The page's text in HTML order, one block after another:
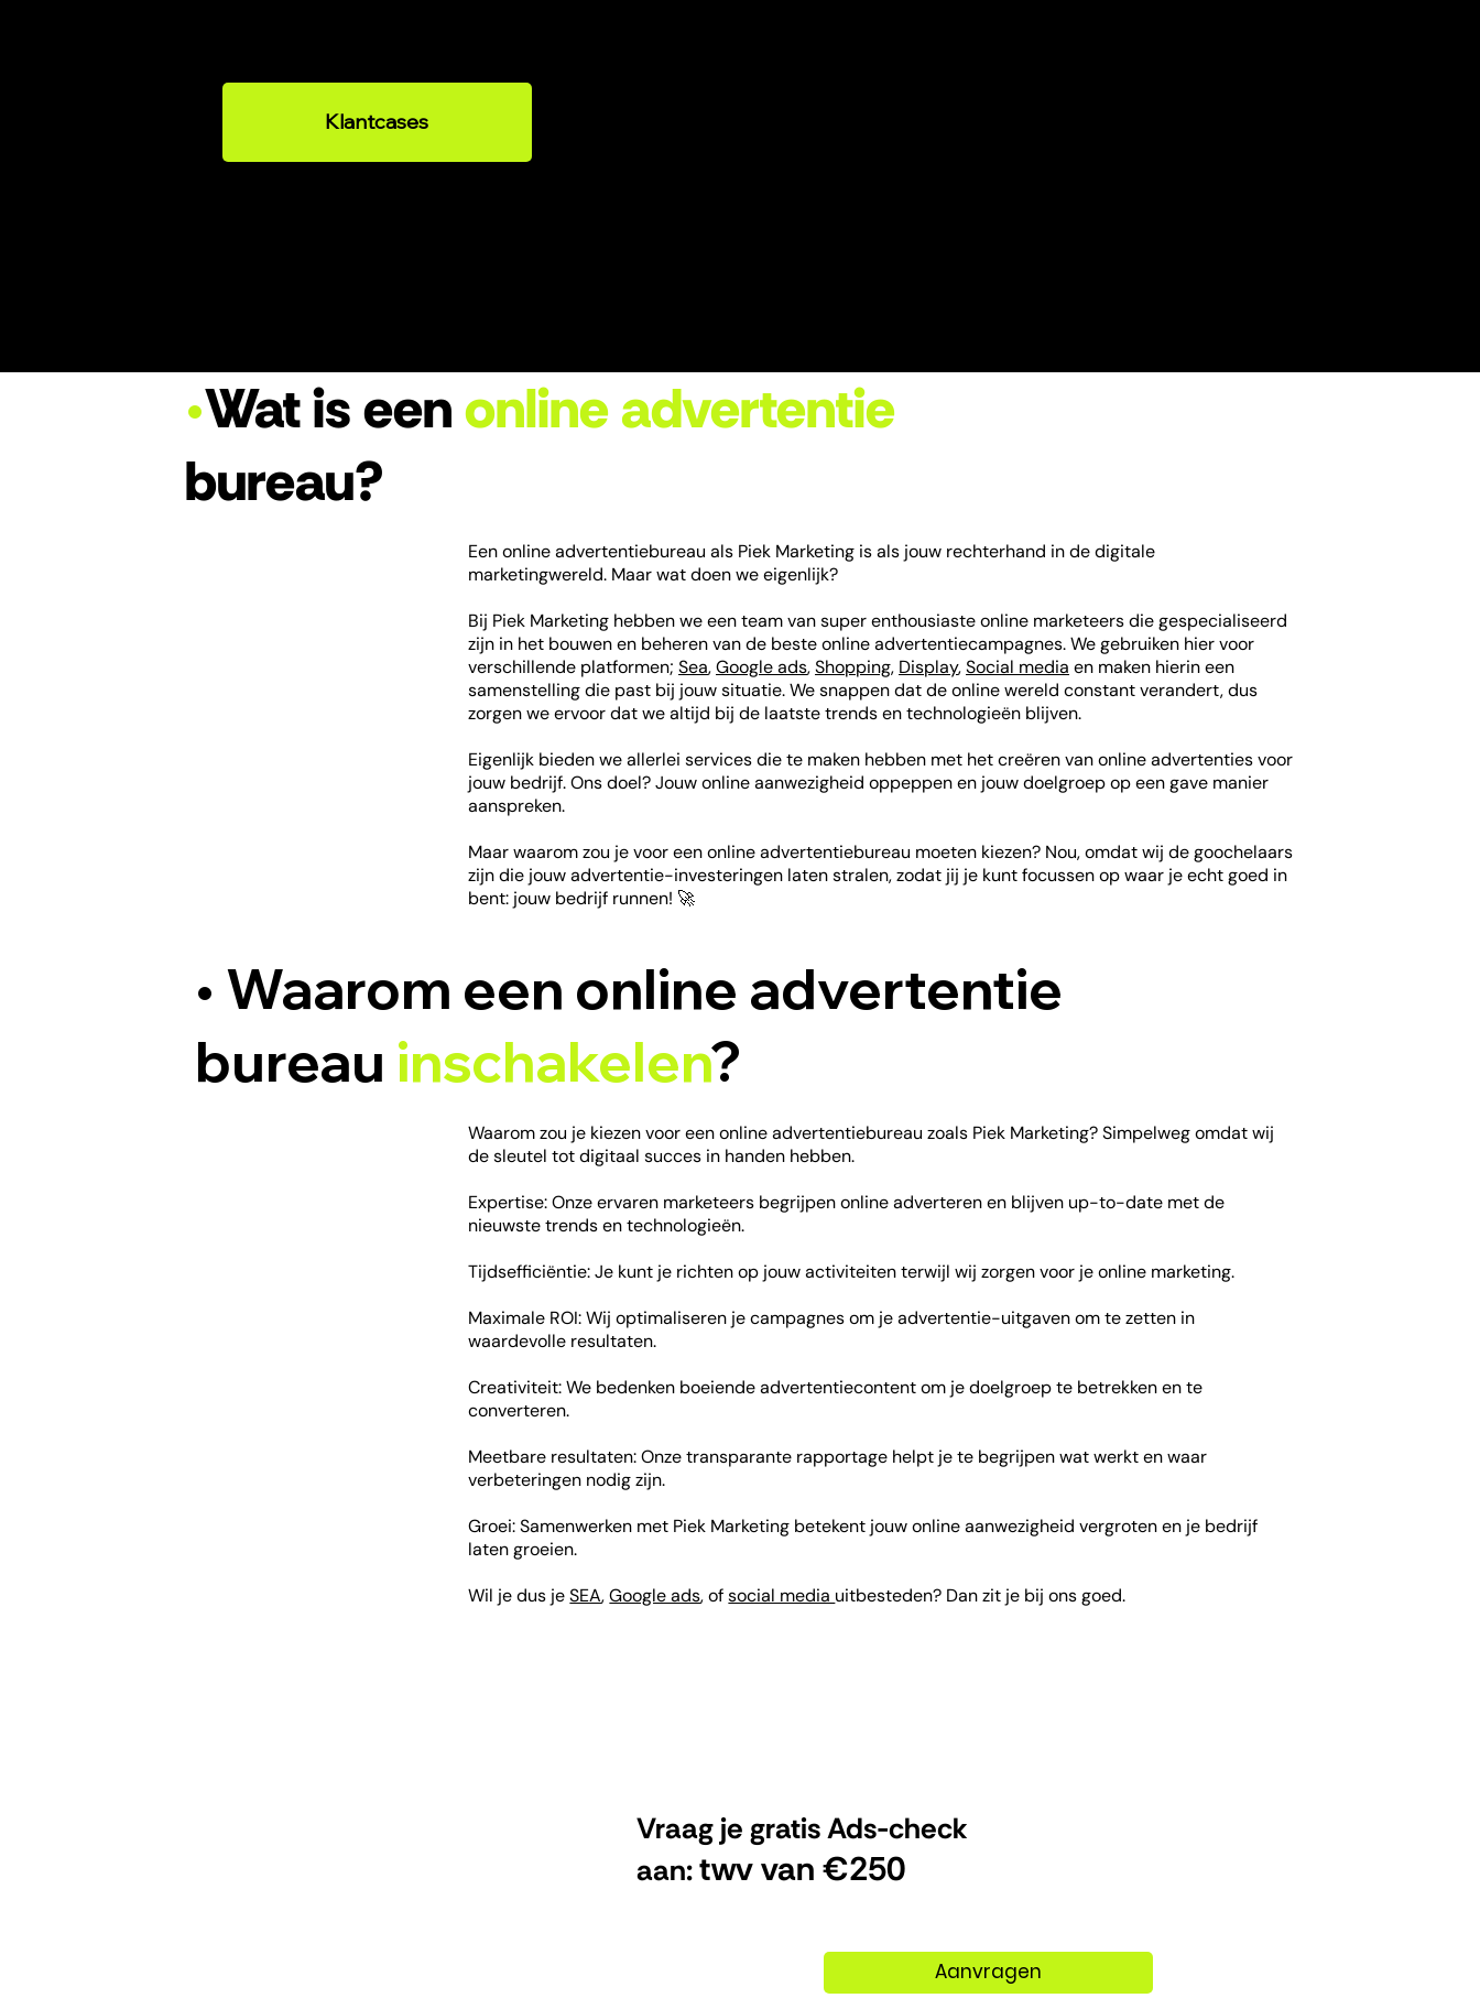
Klantcases
•Wat is eenonline advertentie
bureau?
Een online advertentiebureau als Piek Marketing is als jouw rechterhand in de digitale
marketingwereld. Maar wat doen we eigenlijk?
Bij Piek Marketing hebben we een team van super enthousiaste online marketeers die gespecialiseerd
zijn in het bouwen en beheren van de beste online advertentiecampagnes. We gebruiken hier voor
verschillende platformen;Sea,Google ads,Shopping, Display,Social media en maken hierin een
samenstelling die past bij jouw situatie. We snappen dat de online wereld constant verandert, dus
zorgen we ervoor dat we altijd bij de laatste trends en technologieën blijven.
Eigenlijk bieden we allerlei services die te maken hebben met het creëren van online advertenties voor
jouw bedrijf. Ons doel? Jouw online aanwezigheid oppeppen en jouw doelgroep op een gave manier
aanspreken.
Maar waarom zou je voor een online advertentiebureau moeten kiezen? Nou, omdat wij de goochelaars
zijn die jouw advertentie-investeringen laten stralen, zodat jij je kunt focussen op waar je echt goed in
bent: jouw bedrijf runnen! 🚀
Vraag je gratis Ads-check
aan:twv van €250
Aanvragen
• Waarom een online advertentie
bureau inschakelen?
Waarom zou je kiezen voor een online advertentiebureau zoals Piek Marketing? Simpelweg omdat wij
de sleutel tot digitaal succes in handen hebben.
Expertise: Onze ervaren marketeers begrijpen online adverteren en blijven up-to-date met de
nieuwste trends en technologieën.
Tijdsefficiëntie: Je kunt je richten op jouw activiteiten terwijl wij zorgen voor je online marketing.
Maximale ROI: Wij optimaliseren je campagnes om je advertentie-uitgaven om te zetten in
waardevolle resultaten.
Creativiteit: We bedenken boeiende advertentiecontent om je doelgroep te betrekken en te
converteren.
Meetbare resultaten: Onze transparante rapportage helpt je te begrijpen wat werkt en waar
verbeteringen nodig zijn.
Groei: Samenwerken met Piek Marketing betekent jouw online aanwezigheid vergroten en je bedrijf
laten groeien.
Wil je dus jeSEA,Google ads, ofsocial media uitbesteden? Dan zit je bij ons goed.